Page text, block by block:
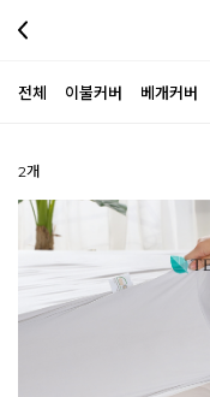
전체 이불커버 베개커버
2개